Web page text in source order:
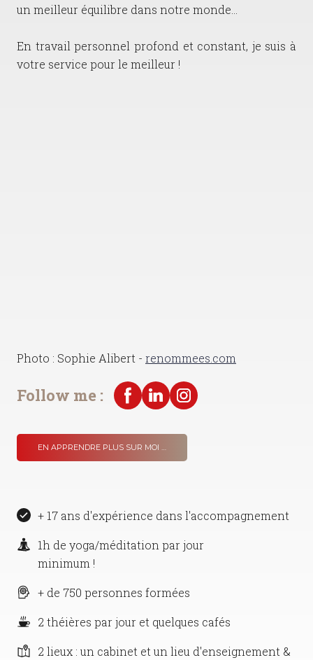
un meilleur équilibre dans notre monde…
En travail personnel profond et constant, je suis à
votre service pour le meilleur !
Photo : Sophie Alibert - renommees.com
Follow me :
EN APPRENDRE PLUS SUR MOI …
+ 17 ans d'expérience dans l'accompagnement
1h de yoga/méditation par jour
minimum !
+ de 750 personnes formées
2 théières par jour et quelques cafés
2 lieux : un cabinet et un lieu d'enseignement &